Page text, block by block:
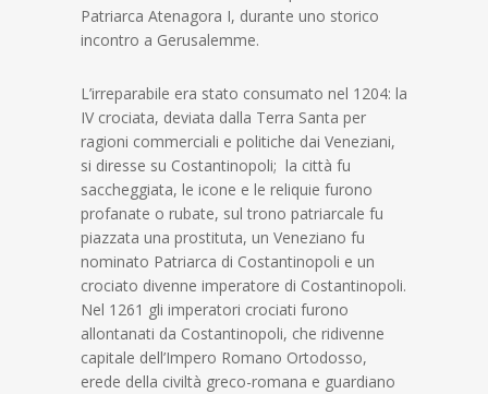
Patriarca Atenagora I, durante uno storico
incontro a Gerusalemme.
L’irreparabile era stato consumato nel 1204: la
IV crociata, deviata dalla Terra Santa per
ragioni commerciali e politiche dai Veneziani,
si diresse su Costantinopoli; la città fu
saccheggiata, le icone e le reliquie furono
profanate o rubate, sul trono patriarcale fu
piazzata una prostituta, un Veneziano fu
nominato Patriarca di Costantinopoli e un
crociato divenne imperatore di Costantinopoli.
Nel 1261 gli imperatori crociati furono
allontanati da Costantinopoli, che ridivenne
capitale dell’Impero Romano Ortodosso,
erede della civiltà greco-romana e guardiano